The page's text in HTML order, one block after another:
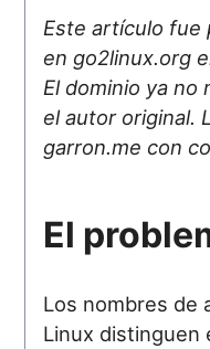
Este artículo fue
en go2linux.org
El dominio ya
el autor original.
garron.me con
El
Los nombres de
Linux distinguen